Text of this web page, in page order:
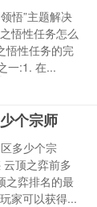
悟”主题解决
悟性任务怎么
悟性任务的完
一:1. 在...
个宗师
多少个宗
云顶之弈前多
之弈排名的最
家可以获得...